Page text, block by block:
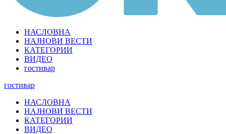
НАСЛОВНА
НАЈНОВИ ВЕСТИ
КАТЕГОРИИ
ВИДЕО
гостивар
гостивар
НАСЛОВНА
НАЈНОВИ ВЕСТИ
КАТЕГОРИИ
ВИДЕО